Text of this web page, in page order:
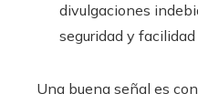
divulgaciones
seguridad y
Una buena señal es